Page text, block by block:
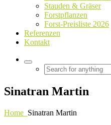
Stauden & Gräser
Forstpflanzen
Forst-Preisliste 2026
Referenzen
Kontakt
Sinatran Martin
Home Sinatran Martin